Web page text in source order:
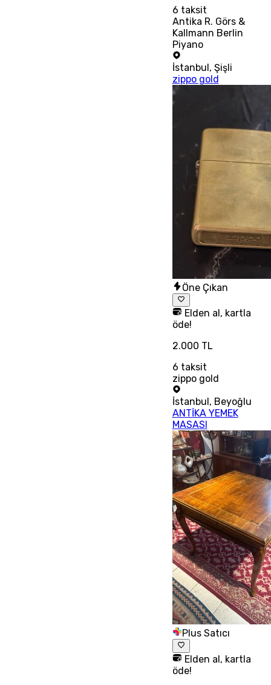
6 taksit
Antika R. Görs &
Kallmann Berlin
Piyano
İstanbul, Şişli
zippo gold
Öne Çıkan
Elden al, kartla
öde!
2.000 TL
6 taksit
zippo gold
İstanbul , Beyoğlu
ANTİKA YEMEK
MASASI
Plus Satıcı
Elden al, kartla
öde!